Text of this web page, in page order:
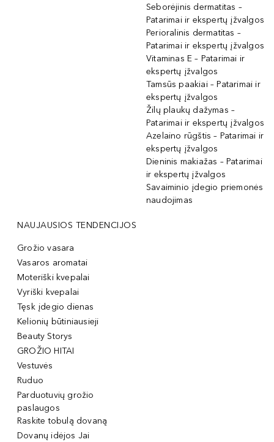
Seborėjinis dermatitas –
Patarimai ir ekspertų įžvalgos
Perioralinis dermatitas –
Patarimai ir ekspertų įžvalgos
Vitaminas E – Patarimai ir
ekspertų įžvalgos
Tamsūs paakiai – Patarimai ir
ekspertų įžvalgos
Žilų plaukų dažymas –
Patarimai ir ekspertų įžvalgos
Azelaino rūgštis – Patarimai ir
ekspertų įžvalgos
Dieninis makiažas – Patarimai
ir ekspertų įžvalgos
Savaiminio įdegio priemonės
naudojimas
NAUJAUSIOS TENDENCIJOS
Grožio vasara
Vasaros aromatai
Moteriški kvepalai
Vyriški kvepalai
Tęsk įdegio dienas
Kelionių būtiniausieji
Beauty Storys
GROŽIO HITAI
Vestuvės
Ruduo
Parduotuvių grožio
paslaugos
Raskite tobulą dovaną
Dovanų idėjos Jai